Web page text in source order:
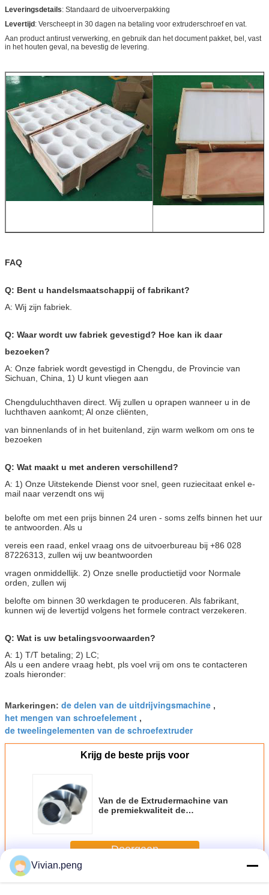
Leveringsdetails: Standaard de uitvoerverpakking
Levertijd : Verscheept in 30 dagen na betaling voor extruderschroef en vat.
Aan product antirust verwerking, en gebruik dan het document pakket, bel, vast
in het houten geval, na bevestig de levering.
FAQ
Q: Bent u handelsmaatschappij of fabrikant?
A: Wij zijn fabriek.
Q: Waar wordt uw fabriek gevestigd? Hoe kan ik daar
bezoeken?
A: Onze fabriek wordt gevestigd in Chengdu, de Provincie van
Sichuan, China, 1) U kunt vliegen aan
Chengduluchthaven direct. Wij zullen u oprapen wanneer u in de
luchthaven aankomt; Al onze cliënten,
van binnenlands of in het buitenland, zijn warm welkom om ons te
bezoeken
Q: Wat maakt u met anderen verschillend?
A: 1) Onze Uitstekende Dienst voor snel, geen ruziecitaat enkel e-
mail naar verzendt ons wij
belofte om met een prijs binnen 24 uren - soms zelfs binnen het uur
te antwoorden. Als u
vereis een raad, enkel vraag ons de uitvoerbureau bij +86 028
87226313, zullen wij uw beantwoorden
vragen onmiddellijk. 2) Onze snelle productietijd voor Normale
orden, zullen wij
belofte om binnen 30 werkdagen te produceren. Als fabrikant,
kunnen wij de levertijd volgens het formele contract verzekeren.
Q: Wat is uw betalingsvoorwaarden?
A: 1) T/T betaling; 2) LC;
Als u een andere vraag hebt, pls voel vrij om ons te contacteren
zoals hieronder:
Markeringen: de delen van de uitdrijvingsmachine ,
het mengen van schroefelement ,
de tweelingelementen van de schroefextruder
Krijg de beste prijs voor
Van de de Extrudermachine van
de premiekwaliteit de
Doorgaan
MeerDe delen van de extrudermachine
Vivian.peng